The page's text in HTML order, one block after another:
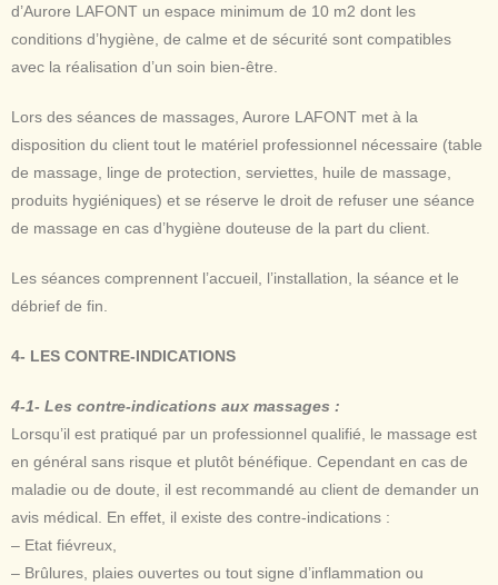
d’Aurore LAFONT un espace minimum de 10 m2 dont les
conditions d’hygiène, de calme et de sécurité sont compatibles
avec la réalisation d’un soin bien-être.
Lors des séances de massages, Aurore LAFONT met à la
disposition du client tout le matériel professionnel nécessaire (table
de massage, linge de protection, serviettes, huile de massage,
produits hygiéniques) et se réserve le droit de refuser une séance
de massage en cas d’hygiène douteuse de la part du client.
Les séances comprennent l’accueil, l’installation, la séance et le
débrief de fin.
4- LES CONTRE-INDICATIONS
4-1- Les contre-indications aux massages :
Lorsqu’il est pratiqué par un professionnel qualifié, le massage est
en général sans risque et plutôt bénéfique. Cependant en cas de
maladie ou de doute, il est recommandé au client de demander un
avis médical. En effet, il existe des contre-indications :
– Etat fiévreux,
– Brûlures, plaies ouvertes ou tout signe d’inflammation ou